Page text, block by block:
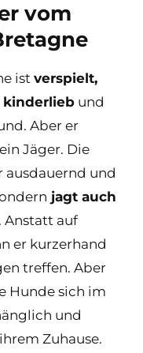
vom
istverspielt,
und
Aber er
Jäger. Die
ausdauernd und
jagt auch
. Anstatt auf
er kurzerhand
treffen. Aber
Hunde sich im
und
Zuhause.